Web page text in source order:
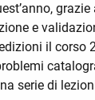
e
il corso
serie di